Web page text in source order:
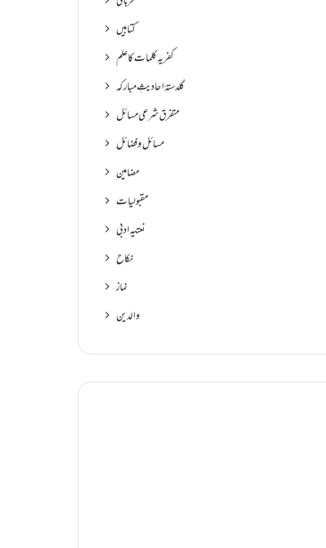
کتابیں
کفریہ کلمات کا علم
گلدستۂ احادیثِ مبارکہ
متفرق شرعی مسائل
مسائل و فضائل
مضامین
مقبولیات
نعتیہ ادبی
نکاح
نماز
والدین